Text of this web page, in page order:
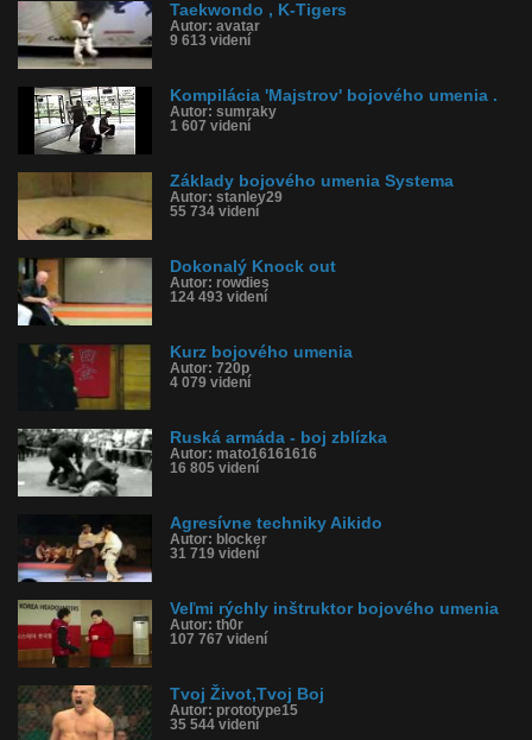
Taekwondo , K-Tigers
Autor: avatar
9 613 videní
Kompilácia 'Majstrov' bojového umenia .
Autor: sumraky
1 607 videní
Základy bojového umenia Systema
Autor: stanley29
55 734 videní
Dokonalý Knock out
Autor: rowdies
124 493 videní
Kurz bojového umenia
Autor: 720p
4 079 videní
Ruská armáda - boj zblízka
Autor: mato16161616
16 805 videní
Agresívne techniky Aikido
Autor: blocker
31 719 videní
Veľmi rýchly inštruktor bojového umenia
Autor: th0r
107 767 videní
Tvoj Život,Tvoj Boj
Autor: prototype15
35 544 videní